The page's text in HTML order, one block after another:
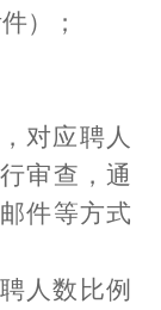
）；
对应聘人
审查，通
件等方式
人数比例